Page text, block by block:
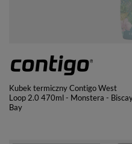
Kubek termiczny Contigo West
Loop 2.0 470ml - Monstera -
Bay